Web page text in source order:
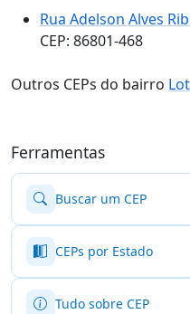
Rua Adelson Alves
CEP: 86801-468
Outros CEPs do bairro
Ferramentas
Buscar um CEP
CEPs por Estado
Tudo sobre CEP